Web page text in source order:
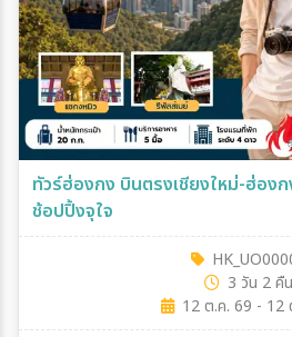
ทัวร์ฮ่องกง บินตรงเชียงใหม่-ฮ่อง
ช้อปปิ้งจุใจ
3 วัน 2 คืน
12 ต.ค. 69 - 12